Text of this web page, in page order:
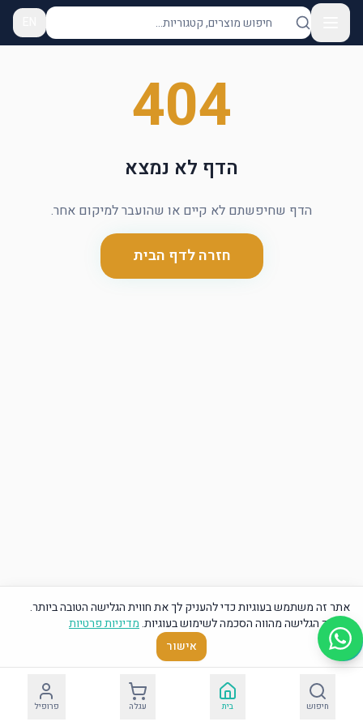
404
הדף לא נמצא
הדף שחיפשתם לא קיים או שהועבר למיקום אחר.
חזרה לדף הבית
חיפוש בית עגלה פרופיל
אתר זה משתמש בעוגיות כדי להעניק לך את חווית הגלישה הטובה ביותר.
המשך הגלישה מהווה הסכמה לשימוש בעוגיות.מדיניות פרטיות
אישור